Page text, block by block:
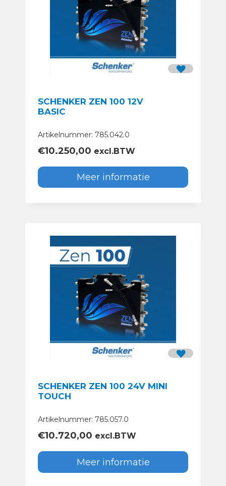
SCHENKER ZEN 100 12V
BASIC
Artikelnummer: 785.042.0
€10.250,00 excl.BTW
Meer informatie
SCHENKER ZEN 100 24V MINI
TOUCH
Artikelnummer: 785.057.0
€10.720,00 excl.BTW
Meer informatie